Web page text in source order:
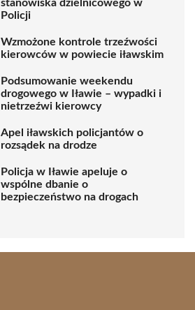
stanowiska dzielnicowego w
Policji
Wzmożone kontrole trzeźwości
kierowców w powiecie iławskim
Podsumowanie weekendu
drogowego w Iławie – wypadki i
nietrzeźwi kierowcy
Apel iławskich policjantów o
rozsądek na drodze
Policja w Iławie apeluje o
wspólne dbanie o
bezpieczeństwo na drogach